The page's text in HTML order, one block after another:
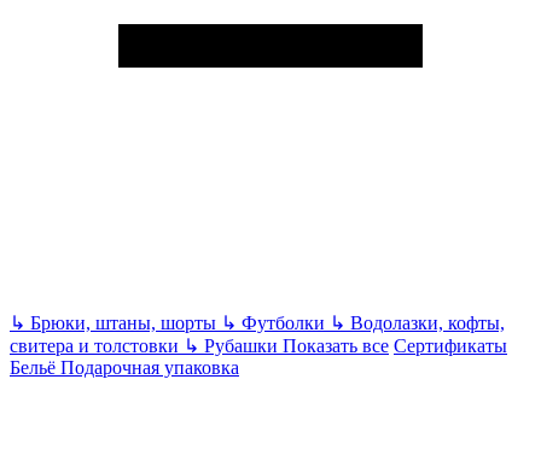
↳ Брюки, штаны, шорты ↳ Футболки ↳ Водолазки, кофты,
свитера и толстовки ↳ Рубашки Показать все Сертификаты
Бельё Подарочная упаковка